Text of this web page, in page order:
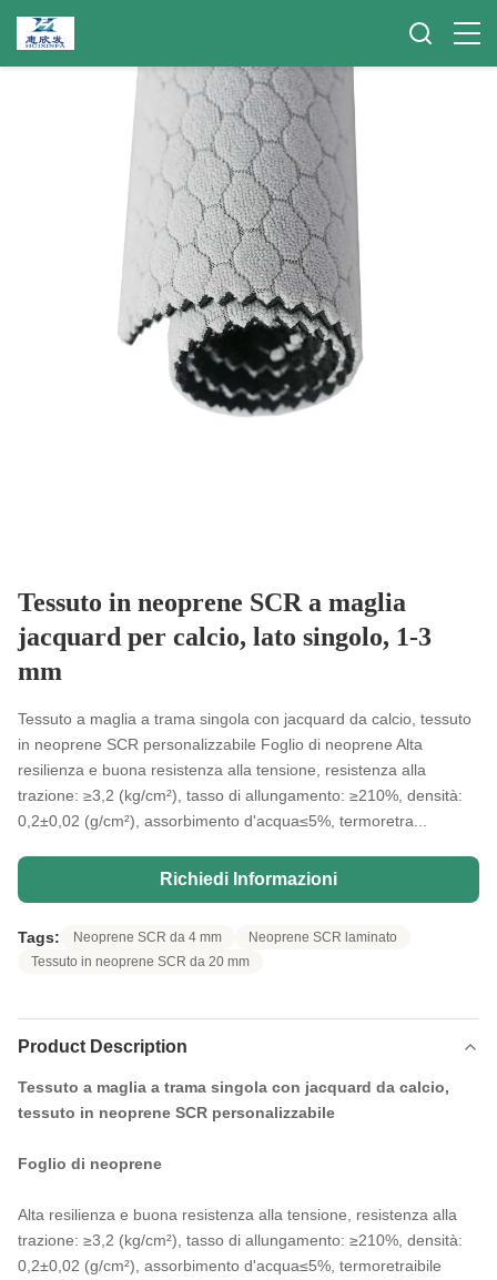
Tessuto in neoprene SCR a maglia
jacquard per calcio, lato singolo, 1-3
mm
Tessuto a maglia a trama singola con jacquard da calcio, tessuto
in neoprene SCR personalizzabile Foglio di neoprene Alta
resilienza e buona resistenza alla tensione, resistenza alla
trazione: ≥3,2 (kg/cm²), tasso di allungamento: ≥210%, densità:
0,2±0,02 (g/cm²), assorbimento d'acqua≤5%, termoretra...
Richiedi Informazioni
Tags: Neoprene SCR da 4 mm
Neoprene SCR laminato
Tessuto in neoprene SCR da 20 mm
Product Description
Tessuto a maglia a trama singola con jacquard da calcio,
tessuto in neoprene SCR personalizzabile
Foglio di neoprene
Alta resilienza e buona resistenza alla tensione, resistenza alla
trazione: ≥3,2 (kg/cm²), tasso di allungamento: ≥210%, densità:
0,2±0,02 (g/cm²), assorbimento d'acqua≤5%, termoretraibile